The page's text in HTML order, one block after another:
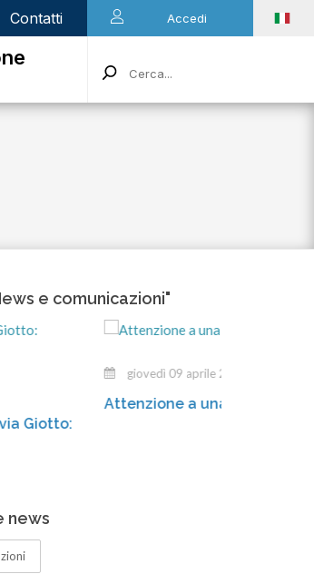
Contatti Accedi
e comunicazioni"
giovedì 09 aprile 2026
Attenzione a una truffa in atto!
news